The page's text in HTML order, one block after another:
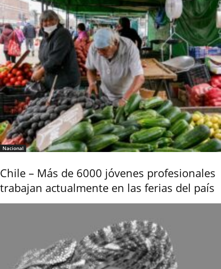
Nacional
Chile – Más de 6000 jóvenes profesionales
trabajan actualmente en las ferias del país